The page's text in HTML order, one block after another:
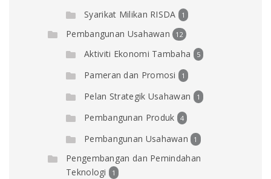
Syarikat Milikan RISDA 1
Pembangunan Usahawan 12
Aktiviti Ekonomi Tambaha 5
Pameran dan Promosi 1
Pelan Strategik Usahawan 1
Pembangunan Produk 4
Pembangunan Usahawan 1
Pengembangan dan Pemindahan
Teknologi
1